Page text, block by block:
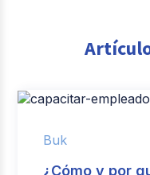
Buk
¿Cómo y por